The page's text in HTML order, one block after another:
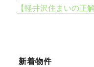
【軽井沢住まいの正
新着物件